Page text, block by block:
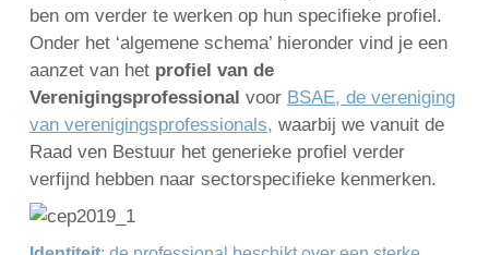
ben om verder te werken op hun specifieke profiel.
Onder het ‘algemene schema’ hieronder vind je een
aanzet van het profiel van de
Verenigingsprofessional voor BSAE, de vereniging
van verenigingsprofessionals, waarbij we vanuit de
Raad ven Bestuur het generieke profiel verder
verfijnd hebben naar sectorspecifieke kenmerken.
English
Français
Nederlands